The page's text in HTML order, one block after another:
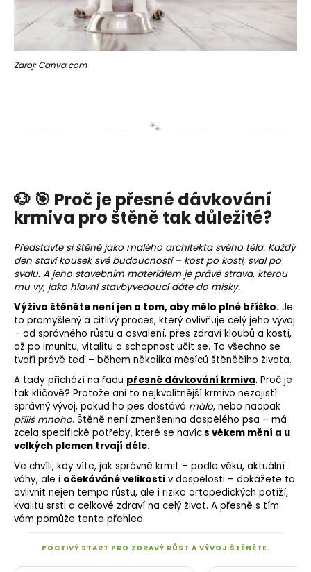
Zdroj: Canva.com
🐾
🐶 🎯 Proč je přesné dávkování
krmiva pro štěně tak důležité?
Představte si štěně jako malého architekta svého těla. Každý
den staví kousek své budoucnosti – kost po kosti, sval po
svalu. A jeho stavebním materiálem je právě strava, kterou
mu vy, jako hlavní stavbyvedoucí dáte do misky.
Výživa štěněte není jen o tom, aby mělo plné bříško. Je
to promyšlený a citlivý proces, který ovlivňuje celý jeho vývoj
– od správného růstu a osvalení, přes zdraví kloubů a kostí,
až po imunitu, vitalitu a schopnost učit se. To všechno se
tvoří právě teď – během několika měsíců štěněčího života.
A tady přichází na řadu přesné dávkování krmiva. Proč je
tak klíčové? Protože ani to nejkvalitnější krmivo nezajistí
správný vývoj, pokud ho pes dostává málo, nebo naopak
příliš mnoho. Štěně není zmenšenina dospělého psa – má
zcela specifické potřeby, které se navícs věkem mění a u
velkých plemen trvají déle.
Ve chvíli, kdy víte, jak správně krmit – podle věku, aktuální
váhy, ale i očekáváné velikosti v dospělosti – dokážete to
ovlivnit nejen tempo růstu, ale i riziko ortopedických potíží,
kvalitu srsti a celkové zdraví na celý život. A přesně s tím
vám pomůže tento přehled.